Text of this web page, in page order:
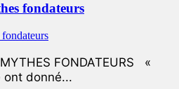
fondateurs
FONDATEURS «
ont donné...